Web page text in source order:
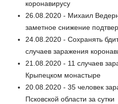
коронавирусу
26.08.2020 - Михаил
заметное снижение
24.08.2020 - Сохранять
случаев заражения
21.08.2020 - 11 случаев
Крыпецком монастыре
20.08.2020 - 35 человек
Псковской области за сутки